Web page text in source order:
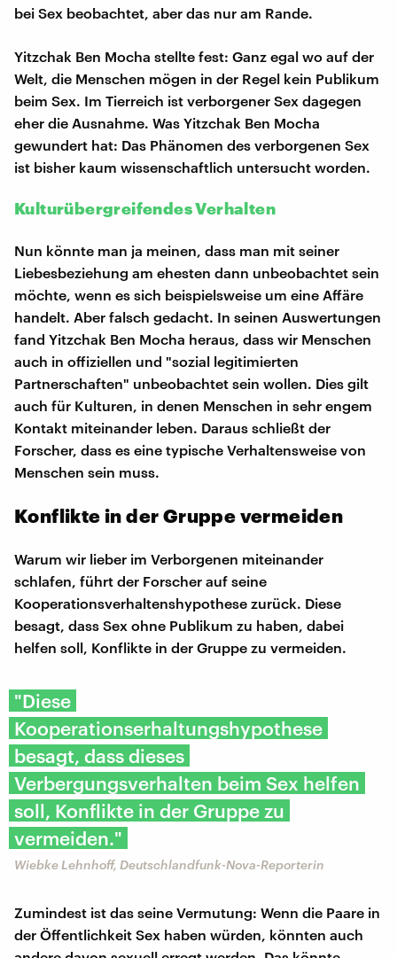
bei Sex beobachtet, aber das nur am Rande.
Yitzchak Ben Mocha stellte fest: Ganz egal wo auf der
Welt, die Menschen mögen in der Regel kein Publikum
beim Sex. Im Tierreich ist verborgener Sex dagegen
eher die Ausnahme. Was Yitzchak Ben Mocha
gewundert hat: Das Phänomen des verborgenen Sex
ist bisher kaum wissenschaftlich untersucht worden.
Kulturübergreifendes Verhalten
Nun könnte man ja meinen, dass man mit seiner
Liebesbeziehung am ehesten dann unbeobachtet sein
möchte, wenn es sich beispielsweise um eine Affäre
handelt. Aber falsch gedacht. In seinen Auswertungen
fand Yitzchak Ben Mocha heraus, dass wir Menschen
auch in offiziellen und "sozial legitimierten
Partnerschaften" unbeobachtet sein wollen. Dies gilt
auch für Kulturen, in denen Menschen in sehr engem
Kontakt miteinander leben. Daraus schließt der
Forscher, dass es eine typische Verhaltensweise von
Menschen sein muss.
Konflikte in der Gruppe vermeiden
Warum wir lieber im Verborgenen miteinander
schlafen, führt der Forscher auf seine
Kooperationsverhaltenshypothese zurück. Diese
besagt, dass Sex ohne Publikum zu haben, dabei
helfen soll, Konflikte in der Gruppe zu vermeiden.
"Diese
Kooperationserhaltungshypothese
besagt, dass dieses
Verbergungsverhalten beim Sex helfen
soll, Konflikte in der Gruppe zu
vermeiden."
Wiebke Lehnhoff, Deutschlandfunk-Nova-Reporterin
Zumindest ist das seine Vermutung: Wenn die Paare in
der Öffentlichkeit Sex haben würden, könnten auch